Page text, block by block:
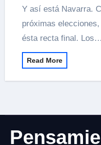
Y así está Navarra. Cogiendo carrerilla para las
próximas
ésta recta final. Los…
Read More